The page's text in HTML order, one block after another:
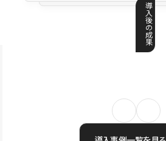
導
入
後
の
成
果